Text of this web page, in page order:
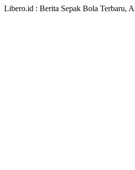
Libero.id : Berita Sepak Bola Terbaru,